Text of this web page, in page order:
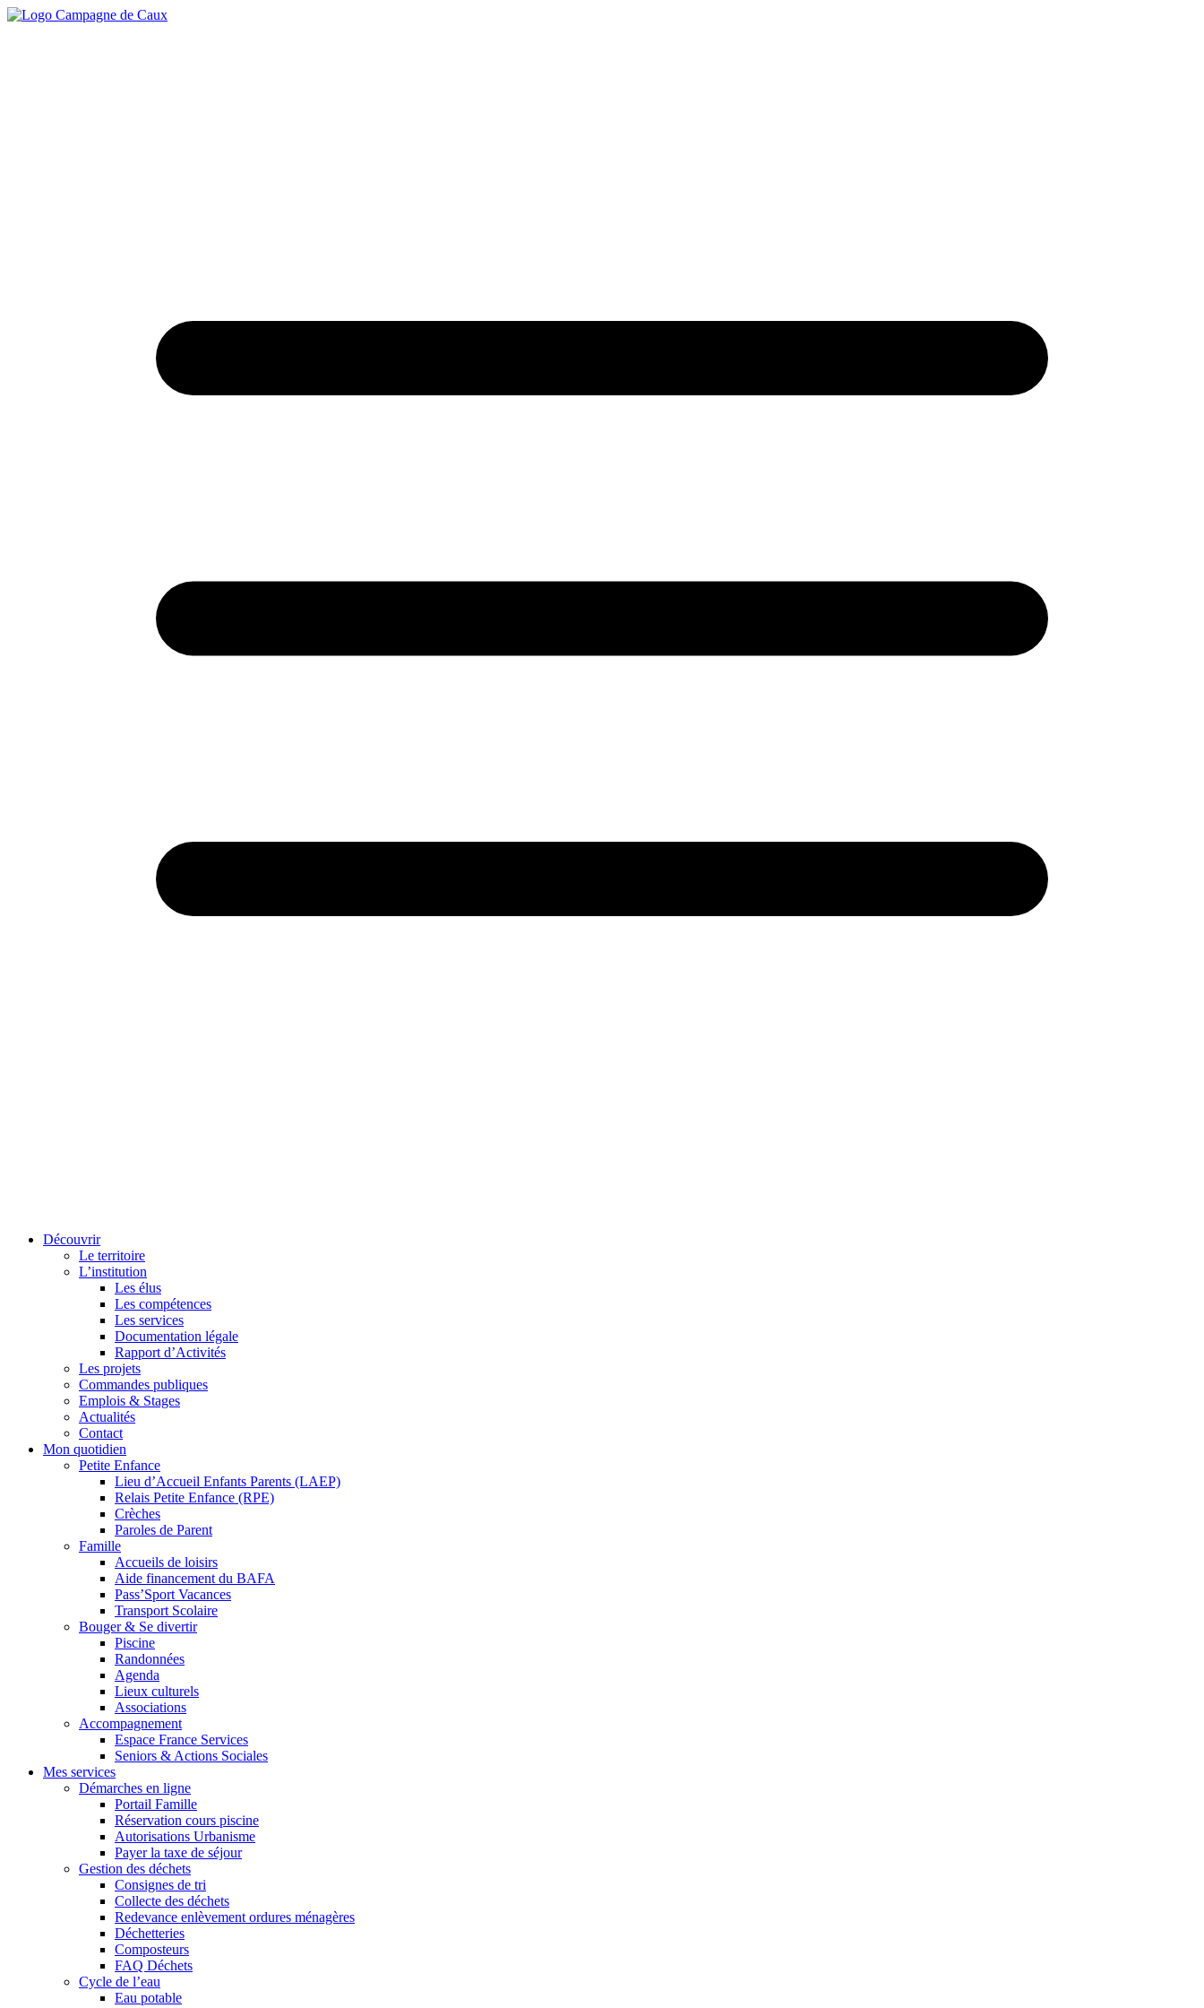
Découvrir
Le territoire
L’institution
Les élus
Les compétences
Les services
Documentation légale
Rapport d’Activités
Les projets
Commandes publiques
Emplois & Stages
Actualités
Contact
Mon quotidien
Petite Enfance
Lieu d’Accueil Enfants Parents (LAEP)
Relais Petite Enfance (RPE)
Crèches
Paroles de Parent
Famille
Accueils de loisirs
Aide financement du BAFA
Pass’Sport Vacances
Transport Scolaire
Bouger & Se divertir
Piscine
Randonnées
Agenda
Lieux culturels
Associations
Accompagnement
Espace France Services
Seniors & Actions Sociales
Mes services
Démarches en ligne
Portail Famille
Réservation cours piscine
Autorisations Urbanisme
Payer la taxe de séjour
Gestion des déchets
Consignes de tri
Collecte des déchets
Redevance enlèvement ordures ménagères
Déchetteries
Composteurs
FAQ Déchets
Cycle de l’eau
Eau potable